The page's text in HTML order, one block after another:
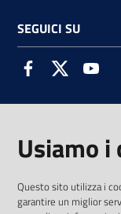
SEGUICI SU
FacebookTwitter
AMMINISTRAZIONE
Usiamo i
Questo sito utilizza i
garantire un miglior